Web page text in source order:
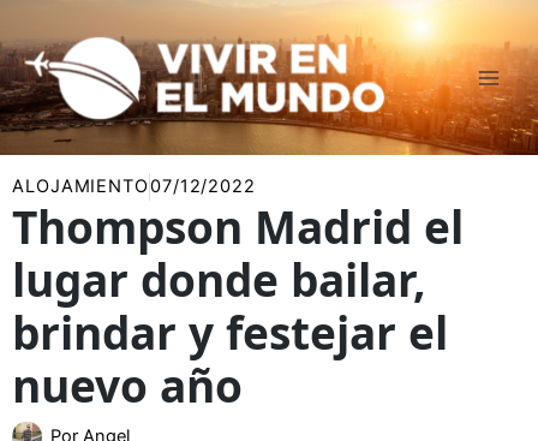
al
contenido
ALOJAMIENTO07/12/2022
Thompson Madrid el
lugar donde bailar,
brindar y festejar el
nuevo año
Por Angel